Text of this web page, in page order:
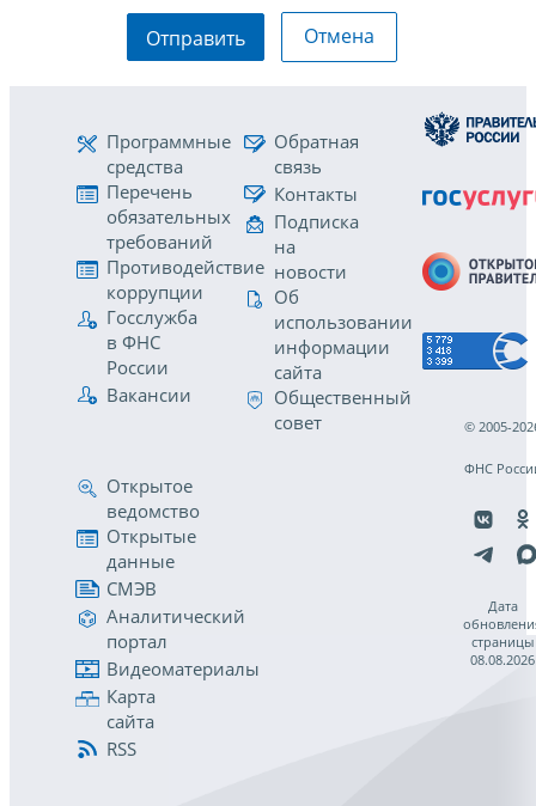
Отправить Отмена
Программные
средства
Перечень
обязательных
требований
Противодействие
коррупции
Госслужба
в ФНС
России
Вакансии
Обратная
связь
Контакты
Подписка
на
новости
Об
использовании
информации
сайта
Общественный
совет
Открытое
ведомство
Открытые
данные
СМЭВ
Аналитический
портал
Видеоматериалы
Карта
сайта
RSS
© 2005-
ФНС
Дата
страницы
08.08.2026